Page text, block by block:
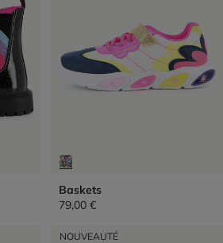
Baskets
79,00 €
NOUVEAUTÉ